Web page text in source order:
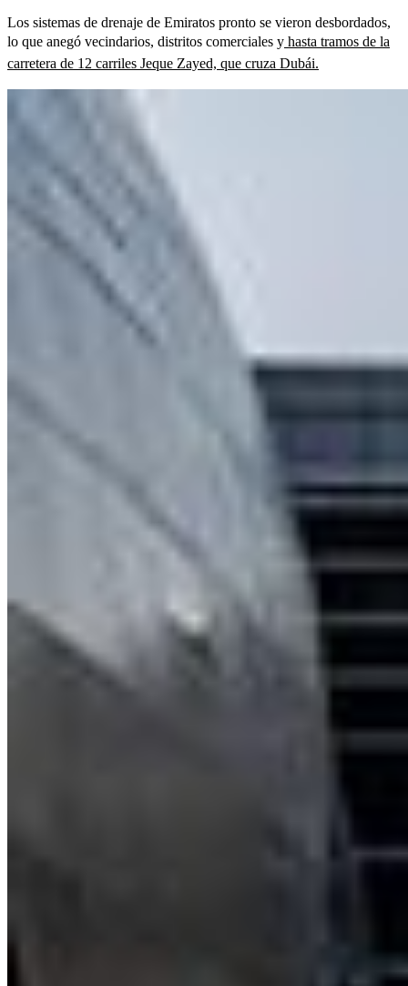
Los sistemas de drenaje de Emiratos pronto se vieron desbordados,
lo que anegó vecindarios, distritos comerciales y hasta tramos de la
carretera de 12 carriles Jeque Zayed, que cruza Dubái.